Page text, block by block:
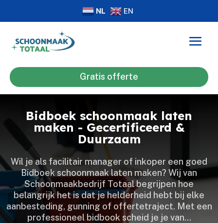
NL EN
Gratis offerte
Bidboek schoonmaak laten
maken - Gecertificeerd &
Duurzaam
Wil je als facilitair manager of inkoper een goed
Bidboek schoonmaak laten maken? Wij van
Schoonmaakbedrijf Totaal begrijpen hoe
belangrijk het is dat je helderheid hebt bij elke
aanbesteding, gunning of offertetraject.​ Met een
professioneel bidbook scheid je je van…